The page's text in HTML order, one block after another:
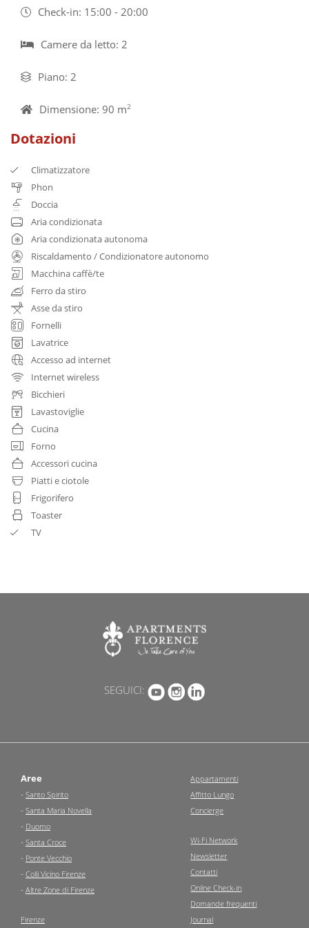
Check-in: 15:00 - 20:00
Camere da letto: 2
Piano: 2
Dimensione: 90 m2
Dotazioni
Climatizzatore
Phon
Doccia
Aria condizionata
Aria condizionata autonoma
Riscaldamento / Condizionatore autonomo
Macchina caffè/te
Ferro da stiro
Asse da stiro
Fornelli
Lavatrice
Accesso ad internet
Internet wireless
Bicchieri
Lavastoviglie
Cucina
Forno
Accessori cucina
Piatti e ciotole
Frigorifero
Toaster
TV
SEGUICI:
Aree
- Santo Spirito
- Santa Maria Novella
- Duomo
- Santa Croce
- Ponte Vecchio
- Colli Vicino Firenze
- Altre Zone di Firenze
Firenze
Appartamenti
Affitto Lungo
Concierge
Wi-Fi Network
Newsletter
Contatti
Online Check-in
Domande frequenti
Journal